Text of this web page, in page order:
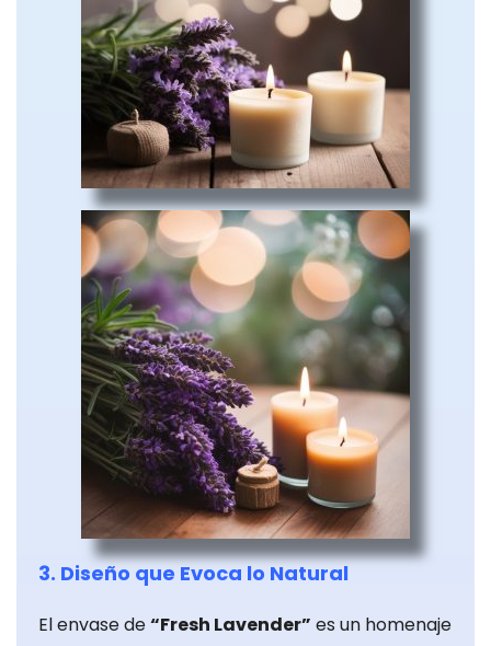
3. Diseño que Evoca lo Natural
El envase de“Fresh Lavender” es un homenaje
información de
identificación
personal.
Cookies de
estadísticas
Para que
podamos
mejorar la
funcionalidad
y la
estructura
del sitio web,
en función
de cómo se
utiliza el sitio
web.
Cookies de
experiencia
Para que